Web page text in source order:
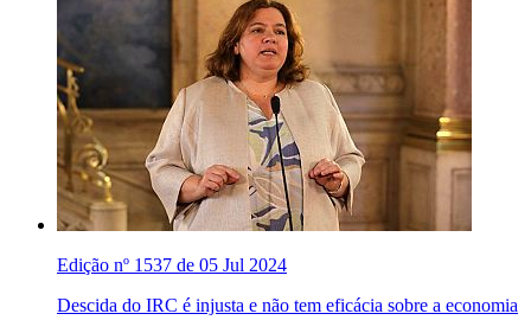
Edição nº 1537 de 05 Jul 2024
Descida do IRC é injusta e não tem eficácia sobre a economia